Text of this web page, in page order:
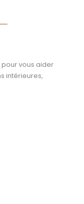
vous aider
intérieures,